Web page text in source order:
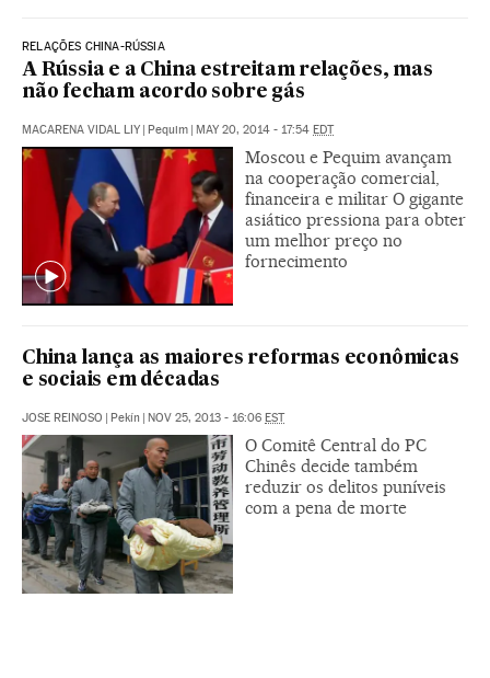
RELAÇÕES CHINA-RÚSSIA
A Rússia e a China estreitam relações, mas
não fecham acordo sobre gás
MACARENA VIDAL LIY | Pequim | MAY 20, 2014 - 17:54 EDT
Moscou e Pequim avançam
na cooperação comercial,
financeira e militar O gigante
asiático pressiona para obter
um melhor preço no
fornecimento
China lança as maiores reformas econômicas
e sociais em décadas
JOSE REINOSO | Pekín | NOV 25, 2013 - 16:06 EST
O Comitê Central do PC
Chinês decide também
reduzir os delitos puníveis
com a pena de morte